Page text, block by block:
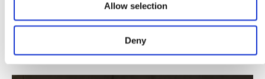
Allow selection
Deny